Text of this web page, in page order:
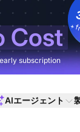
Cost +
subscription
AIエージェント